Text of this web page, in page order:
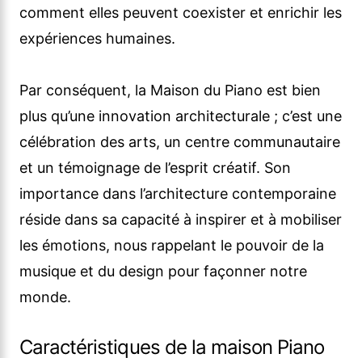
comment elles peuvent coexister et enrichir les
expériences humaines.
Par conséquent, la Maison du Piano est bien
plus qu’une innovation architecturale ; c’est une
célébration des arts, un centre communautaire
et un témoignage de l’esprit créatif. Son
importance dans l’architecture contemporaine
réside dans sa capacité à inspirer et à mobiliser
les émotions, nous rappelant le pouvoir de la
musique et du design pour façonner notre
monde.
Caractéristiques de la maison Piano